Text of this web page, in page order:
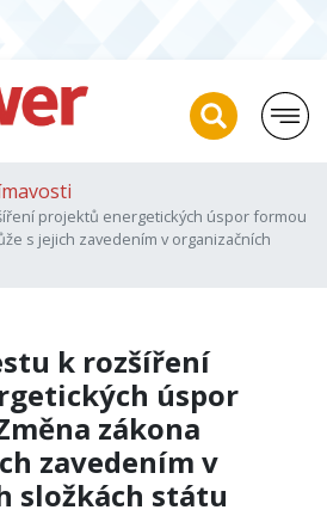
projektů energetických úspor formou
s jejich zavedením v organizačních
k rozšíření
úspor
zákona
zavedením v
složkách státu